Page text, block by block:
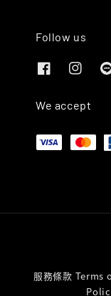
Follow us
We accept
服務條款 Terms